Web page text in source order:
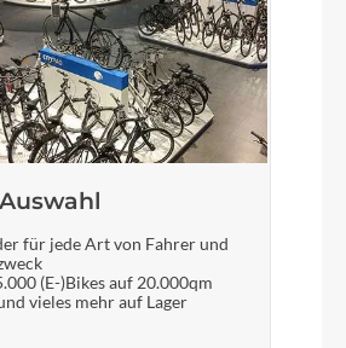
Rücklicht
KOGA Integrated
Vorderrad Nabe
Precision PL-7
Scheinwerfer
KOGA Integrated
für jede Art von Fahrer und
(E-)Bikes auf 20.000qm
vieles mehr auf Lager